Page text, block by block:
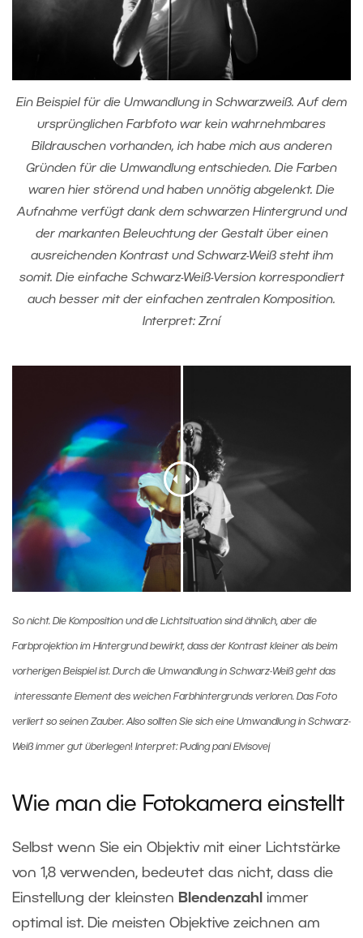
Ein Beispiel für die Umwandlung in Schwarzweiß. Auf dem
ursprünglichen Farbfoto war kein wahrnehmbares
Bildrauschen vorhanden, ich habe mich aus anderen
Gründen für die Umwandlung entschieden. Die Farben
waren hier störend und haben unnötig abgelenkt. Die
Aufnahme verfügt dank dem schwarzen Hintergrund und
der markanten Beleuchtung der Gestalt über einen
ausreichenden Kontrast und Schwarz-Weiß steht ihm
somit. Die einfache Schwarz-Weiß-Version korrespondiert
auch besser mit der einfachen zentralen Komposition.
Interpret: Zrní
So nicht. Die Komposition und die Lichtsituation sind ähnlich, aber die
Farbprojektion im Hintergrund bewirkt, dass der Kontrast kleiner als beim
vorherigen Beispiel ist. Durch die Umwandlung in Schwarz-Weiß geht das
interessante Element des weichen Farbhintergrunds verloren. Das Foto
verliert so seinen Zauber. Also sollten Sie sich eine Umwandlung in Schwarz-
Weiß immer gut überlegen! Interpret: Puding pani Elvisovej
Wie man die Fotokamera einstellt
Selbst wenn Sie ein Objektiv mit einer Lichtstärke
von 1,8 verwenden, bedeutet das nicht, dass die
Einstellung der kleinsten Blendenzahl
immer
optimal ist. Die meisten Objektive zeichnen am